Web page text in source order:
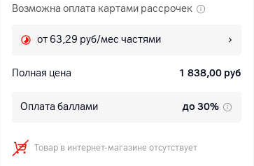
Возможна оплата картами рассрочек
от 63,29 руб/мес частями
Полная цена 1 838,00 руб
Оплата баллами до 30%
Товар в интернет-магазине отсутствует